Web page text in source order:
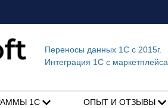
Переносы данных 1Сс 2015г.
Интеграция 1C с
1С ОПЫТ И ОТЗЫВЫ